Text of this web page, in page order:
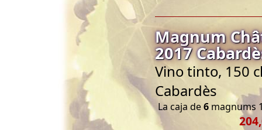
Magnum
2017
Vino tinto, 150
Cabardès
La caja de6 magnums